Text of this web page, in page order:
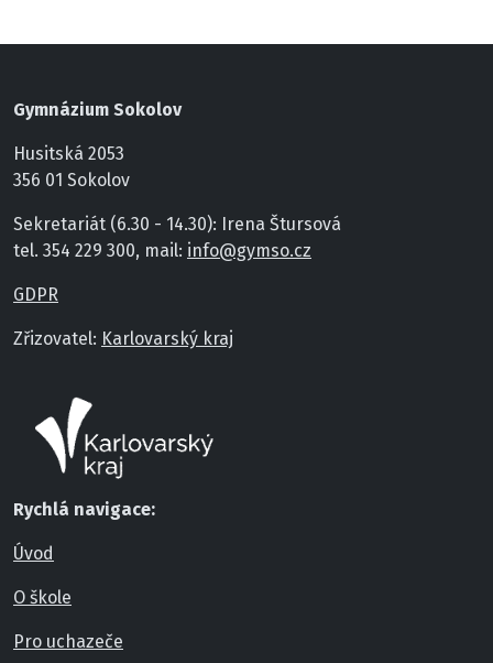
Gymnázium Sokolov
Husitská 2053
356 01 Sokolov
Sekretariát (6.30 - 14.30): Irena Štursová
tel. 354 229 300, mail: info@gymso.cz
GDPR
Zřizovatel: Karlovarský kraj
Rychlá navigace:
Úvod
O škole
Pro uchazeče